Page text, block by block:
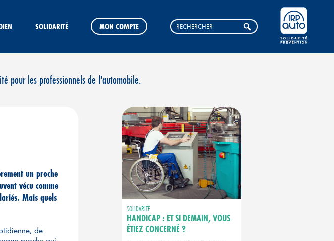
SOLIDARITÉ MON COMPTE
pour les professionnels de l'automobile.
un proche
vécu comme
Mais quels
de
SOLIDARITÉ
HANDICAP : ET SI DEMAIN, VOUS
ÉTIEZ CONCERNÉ ?